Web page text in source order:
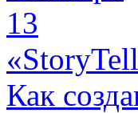
13
Как